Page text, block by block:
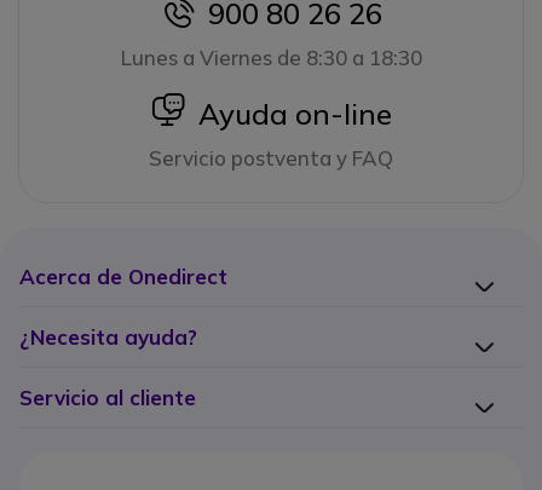
icon
900 80 26 26
Lunes a Viernes de 8:30 a 18:30
icon
Ayuda on-line
Servicio postventa y FAQ
Acerca de Onedirect
¿Necesita ayuda?
Servicio al cliente